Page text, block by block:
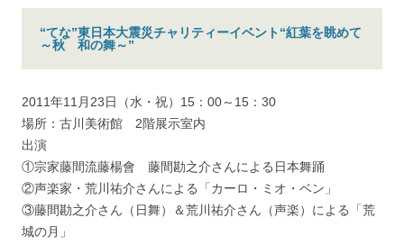
“てな”東日本大震災チャリティーイベント“紅葉を眺めて
～秋 和の舞～”
2011年11月23日（水・祝）15：00～15：30
場所：古川美術館 2階展示室内
出演
①宗家藤間流藤楊會 藤間勘之介さんによる日本舞踊
②声楽家・荒川祐介さんによる「カーロ・ミオ・ベン」
③藤間勘之介さん（日舞）＆荒川祐介さん（声楽）による「荒
城の月」